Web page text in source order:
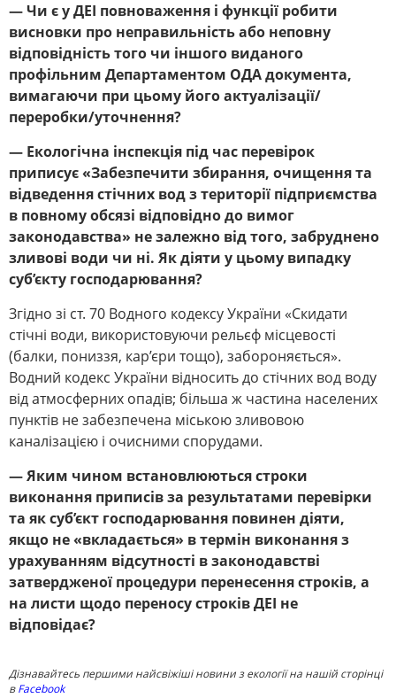
— Чи є у ДЕІ повноваження і функції робити
висновки про неправильність або неповну
відповідність того чи іншого виданого
профільним Департаментом ОДА документа,
вимагаючи при цьому його актуалізації/
переробки/уточнення?
— Екологічна інспекція під час перевірок
приписує «Забезпечити збирання, очищення та
відведення стічних вод з території підприємства
в повному обсязі відповідно до вимог
законодавства» не залежно від того, забруднено
зливові води чи ні. Як діяти у цьому випадку
суб’єкту господарювання?
Згідно зі ст. 70 Водного кодексу України «Скидати
стічні води, використовуючи рельєф місцевості
(балки, пониззя, кар’єри тощо), забороняється».
Водний кодекс України відносить до стічних вод воду
від атмосферних опадів; більша ж частина населених
пунктів не забезпечена міською зливовою
каналізацією і очисними спорудами.
— Яким чином встановлюються строки
виконання приписів за результатами перевірки
та як суб’єкт господарювання повинен діяти,
якщо не «вкладається» в термін виконання з
урахуванням відсутності в законодавстві
затвердженої процедури перенесення строків, а
на листи щодо переносу строків ДЕІ не
відповідає?
Дізнавайтесь першими найсвіжіші новини з екології на нашій сторінці
вFacebook